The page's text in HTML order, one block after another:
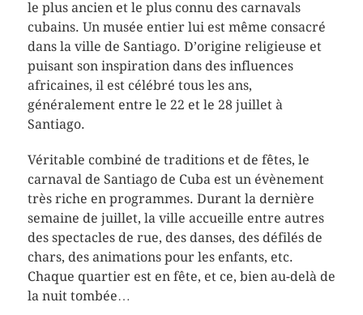
le plus ancien et le plus connu des carnavals
cubains. Un musée entier lui est même consacré
dans la ville de Santiago. D’origine religieuse et
puisant son inspiration dans des influences
africaines, il est célébré tous les ans,
généralement entre le 22 et le 28 juillet à
Santiago.
Véritable combiné de traditions et de fêtes, le
carnaval de Santiago de Cuba est un évènement
très riche en programmes. Durant la dernière
semaine de juillet, la ville accueille entre autres
des spectacles de rue, des danses, des défilés de
chars, des animations pour les enfants, etc.
Chaque quartier est en fête, et ce, bien au-delà de
la nuit tombée…